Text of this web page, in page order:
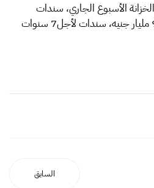
الأسبوع الجاري، سندات
لأجل 3 سنوات بقيمة 9.5 مليار جنيه، سندات لأجل7 سنوات
السابق